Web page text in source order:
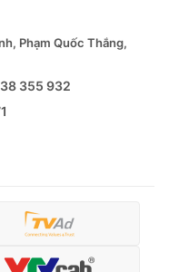
Phạm Quốc Thắng,
355 932